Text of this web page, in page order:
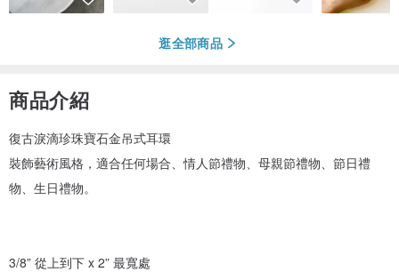
逛全部商品
商品介紹
復古淚滴珍珠寶石金吊式耳環
裝飾藝術風格，適合任何場合、情人節禮物、母親節禮物、節日禮
物、生日禮物。
3/8” 從上到下 x 2” 最寬處